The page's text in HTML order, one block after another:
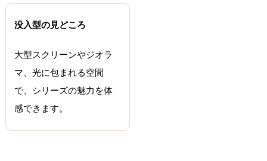
没入型の見どころ
大型スクリーンやジオラ
マ、光に包まれる空間
で、シリーズの魅力を体
感できます。